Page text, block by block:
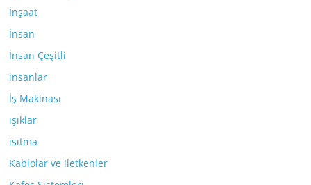
İnşaat
İnsan
İnsan Çeşitli
insanlar
İş Makinası
ışıklar
ısıtma
Kablolar ve iletkenler